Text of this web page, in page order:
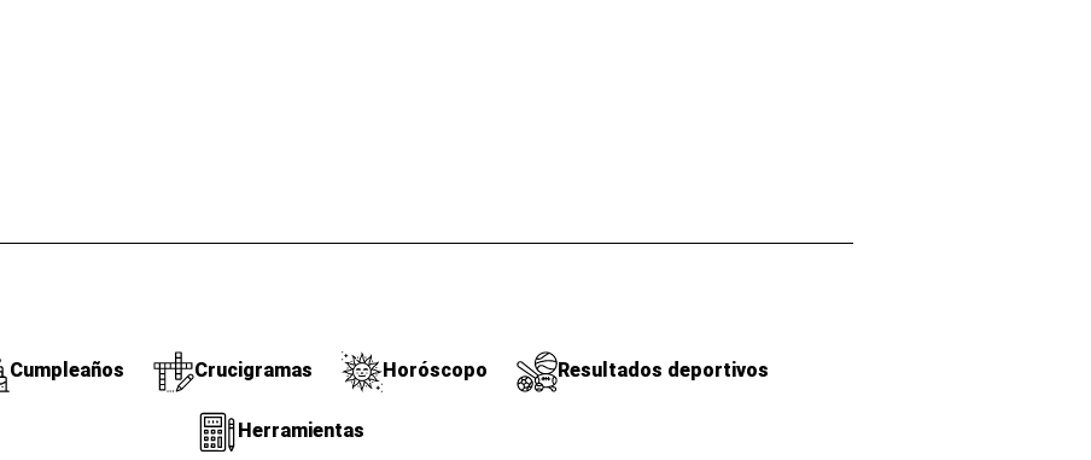
Cumpleaños Crucigramas Horóscopo Resultados deportivos
Herramientas